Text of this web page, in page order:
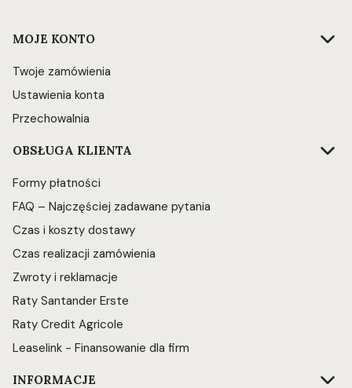
Linki w stopce
MOJE KONTO
Twoje zamówienia
Ustawienia konta
Przechowalnia
OBSŁUGA KLIENTA
Formy płatności
FAQ – Najczęściej zadawane pytania
Czas i koszty dostawy
Czas realizacji zamówienia
Zwroty i reklamacje
Raty Santander Erste
Raty Credit Agricole
Leaselink - Finansowanie dla firm
INFORMACJE